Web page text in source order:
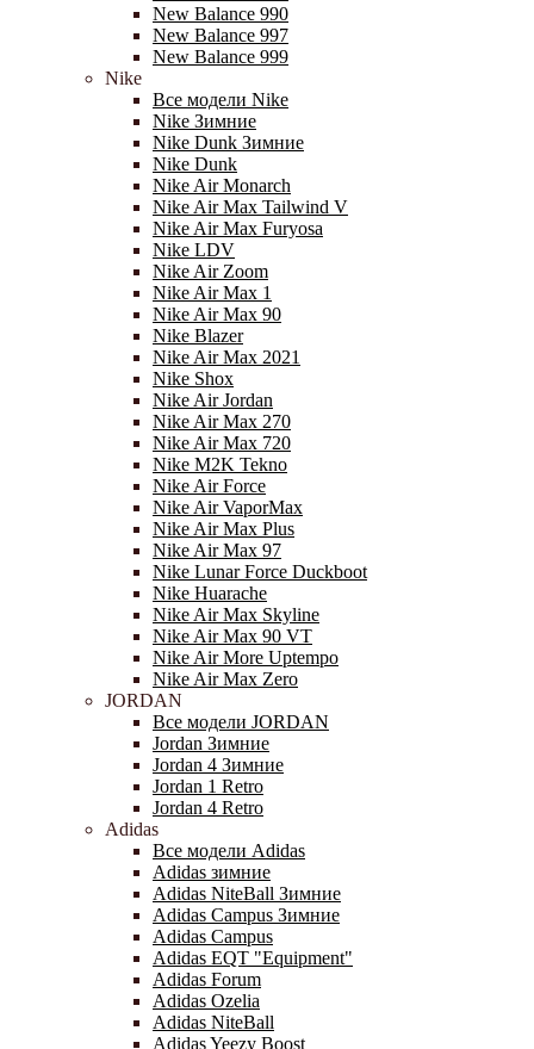
New Balance 990
New Balance 997
New Balance 999
Nike
Все модели Nike
Nike Зимние
Nike Dunk Зимние
Nike Dunk
Nike Air Monarch
Nike Air Max Tailwind V
Nike Air Max Furyosa
Nike LDV
Nike Air Zoom
Nike Air Max 1
Nike Air Max 90
Nike Blazer
Nike Air Max 2021
Nike Shox
Nike Air Jordan
Nike Air Max 270
Nike Air Max 720
Nike M2K Tekno
Nike Air Force
Nike Air VaporMax
Nike Air Max Plus
Nike Air Max 97
Nike Lunar Force Duckboot
Nike Huarache
Nike Air Max Skyline
Nike Air Max 90 VT
Nike Air More Uptempo
Nike Air Max Zero
JORDAN
Все модели JORDAN
Jordan Зимние
Jordan 4 Зимние
Jordan 1 Retro
Jordan 4 Retro
Adidas
Все модели Adidas
Adidas зимние
Adidas NiteBall Зимние
Adidas Campus Зимние
Adidas Campus
Adidas EQT "Equipment"
Adidas Forum
Adidas Ozelia
Adidas NiteBall
Adidas Yeezy Boost